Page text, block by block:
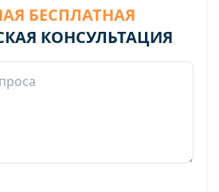
БЕСПЛАТНАЯ
КОНСУЛЬТАЦИЯ